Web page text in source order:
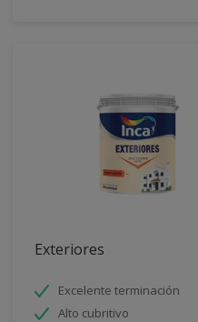
Exteriores
Excelente terminación
Alto cubritivo